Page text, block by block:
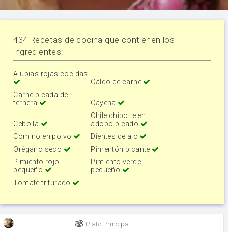
434 Recetas de cocina que contienen los
ingredientes:
Alubias rojas cocidas
Caldo de carne
Carne picada de
ternera
Cayena
Cebolla
Chile chipotle en
adobo picado
Comino en polvo
Dientes de ajo
Orégano seco
Pimentón picante
Pimiento rojo
pequeño
Pimiento verde
pequeño
Tomate triturado
Plato Principal